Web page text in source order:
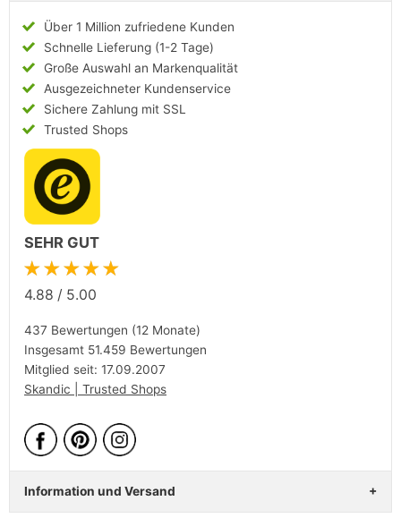
Über 1 Million zufriedene Kunden
Schnelle Lieferung (1-2 Tage)
Große Auswahl an Markenqualität
Ausgezeichneter Kundenservice
Sichere Zahlung mit SSL
Trusted Shops
SEHR GUT
★★★★★
4.88 / 5.00
437 Bewertungen (12 Monate)
Insgesamt 51.459 Bewertungen
Mitglied seit: 17.09.2007
Skandic | Trusted Shops
Information und Versand